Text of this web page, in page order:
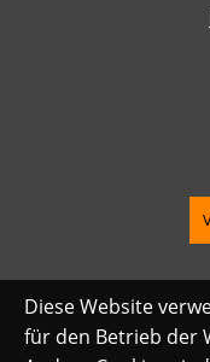
Diese Website
für den Betrieb der